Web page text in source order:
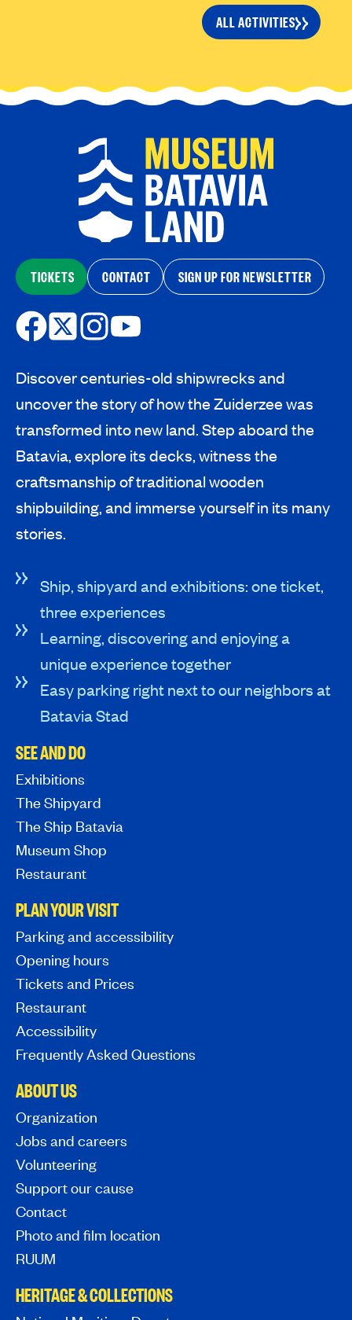
ALL ACTIVITIES
TICKETS CONTACT SIGN UP FOR NEWSLETTER
Discover centuries-old shipwrecks and
uncover the story of how the Zuiderzee was
transformed into new land. Step aboard the
Batavia, explore its decks, witness the
craftsmanship of traditional wooden
shipbuilding, and immerse yourself in its many
stories.
Ship, shipyard and exhibitions: one ticket,
three experiences
Learning, discovering and enjoying a
unique experience together
Easy parking right next to our neighbors at
Batavia Stad
SEE AND DO
Exhibitions
The Shipyard
The Ship Batavia
Museum Shop
Restaurant
PLAN YOUR VISIT
Parking and accessibility
Opening hours
Tickets and Prices
Restaurant
Accessibility
Frequently Asked Questions
ABOUT US
Organization
Jobs and careers
Volunteering
Support our cause
Contact
Photo and film location
RUUM
HERITAGE & COLLECTIONS